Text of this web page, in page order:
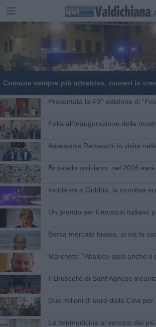
Comune sempre più attrattivo, numeri in
Presentata la 40^ edizione di
Folla all’inaugurazione della
Assessore Remaschi in visita
Bruscello poliziano: nel 2016
Incidente a Gubbio, la comitiva
Un premio per il musical italiano
Borsa mercato lavoro, al via la
Marchetti: "Altaluce lasci anche il
Il Bruscello di Sant’Agnese
Due milioni di euro dalla Cina per
La telemedicina al servizio dei